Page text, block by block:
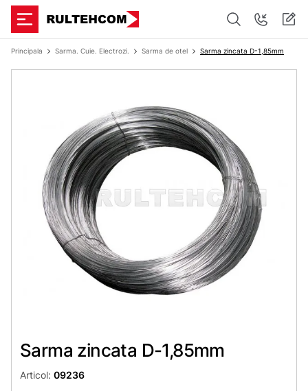
Principala Sarma. Cuie. Electrozi. Sarma de otel Sarma zincata D-1,85mm
Sarma zincata D-1,85mm
Articol: 09236